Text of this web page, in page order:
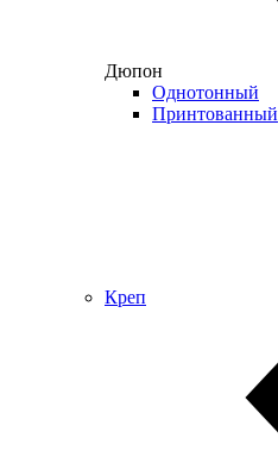
Дюпон
Однотонный
Принтованный
Креп